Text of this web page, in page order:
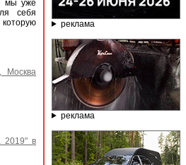
мы уже
себя
Москва
2019" в
реклама
реклама